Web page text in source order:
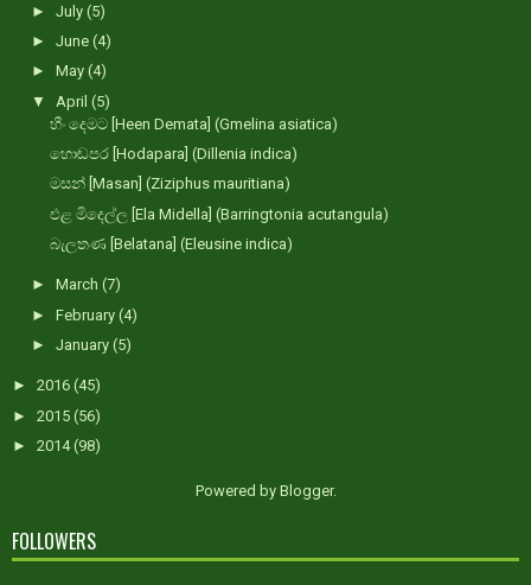
► July (5)
► June (4)
► May (4)
▼ April (5)
හීං දෙමට [Heen Demata] (Gmelina asiatica)
හොඬපර [Hodapara] (Dillenia indica)
මසන් [Masan] (Ziziphus mauritiana)
එළ මිදෙල්ල [Ela Midella] (Barringtonia acutangula)
බැලතණ [Belatana] (Eleusine indica)
► March (7)
► February (4)
► January (5)
► 2016 (45)
► 2015 (56)
► 2014(98)
Powered by Blogger.
FOLLOWERS